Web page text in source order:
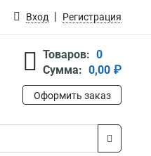
Вход Регистрация
Товаров: 0
Сумма: 0,00 ₽
Оформить заказ